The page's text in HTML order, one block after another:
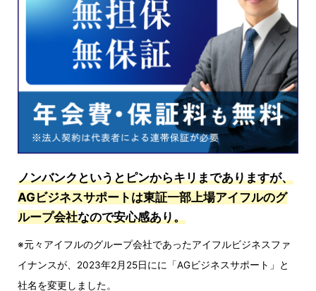
ノンバンクというとピンからキリまでありますが、
AGビジネスサポートは東証一部上場アイフルのグ
ループ会社なので安心感あり。
※元々アイフルのグループ会社であったアイフルビジネスファ
イナンスが、2023年2月25日にに「AGビジネスサポート」と
社名を変更しました。